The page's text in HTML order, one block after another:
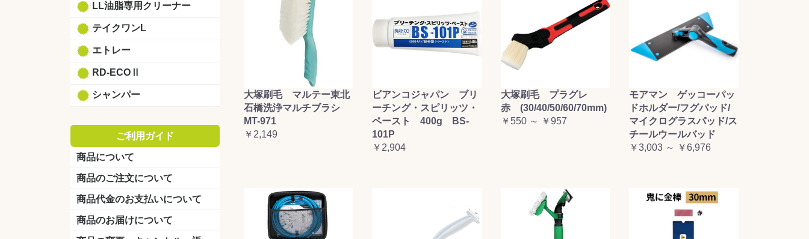
LL油脂専用クリーナー
テイクワンL
エトレー
RD-ECOⅡ
シャンパー
ご利用ガイド
商品について
商品のご注文について
商品代金のお支払いについて
商品のお届けについて
大塚刷毛 マルテー東北
石橋洗浄マルチブラシ
MT-971
￥2,149
ビアンコジャパン ブリ
ーチング・スピリッツ・
ペースト 400g BS-
101P
￥2,904
大塚刷毛 プラグレ
赤 (30/40/50/60/70mm)
￥550 ～ ￥957
モアマン ゲッコーパッ
ドホルダー/フグパッド/
マイクログラスパッド/ス
チールウールバッド
￥3,003 ～ ￥6,976